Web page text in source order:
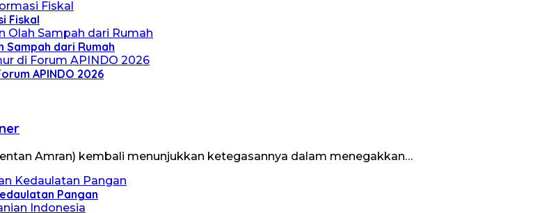
Fiskal
Sampah dari Rumah
APINDO 2026
Amran) kembali menunjukkan ketegasannya dalam menegakkan…
Pangan